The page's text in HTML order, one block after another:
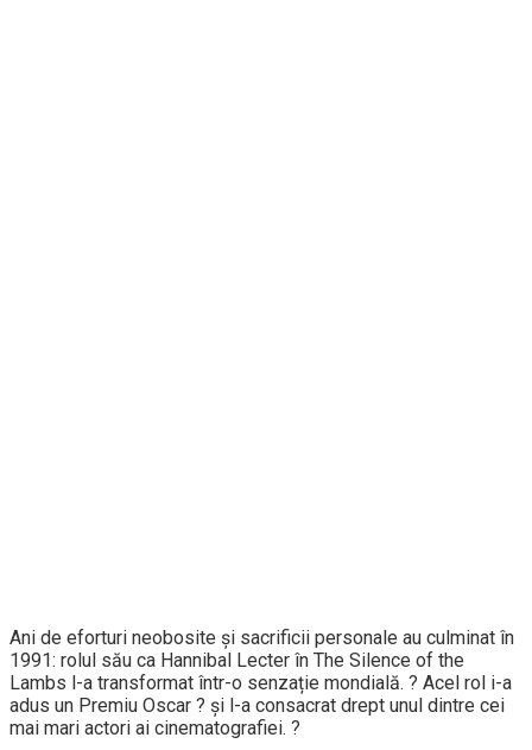
Ani de eforturi neobosite și sacrificii personale au culminat în
1991: rolul său ca Hannibal Lecter în The Silence of the
Lambs l-a transformat într-o senzație mondială. ? Acel rol i-a
adus un Premiu Oscar ? și l-a consacrat drept unul dintre cei
mai mari actori ai cinematografiei. ?